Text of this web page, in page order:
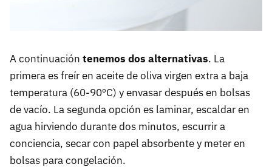
A continuación tenemos dos alternativas. La
primera es freír en aceite de oliva virgen extra a baja
temperatura (60-90ºC) y envasar después en bolsas
de vacío. La segunda opción es laminar, escaldar en
agua hirviendo durante dos minutos, escurrir a
conciencia, secar con papel absorbente y meter en
bolsas para congelación.